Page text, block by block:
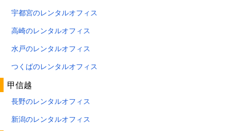
宇都宮のレンタルオフィス
高崎のレンタルオフィス
水戸のレンタルオフィス
つくばのレンタルオフィス
甲信越
長野のレンタルオフィス
新潟のレンタルオフィス